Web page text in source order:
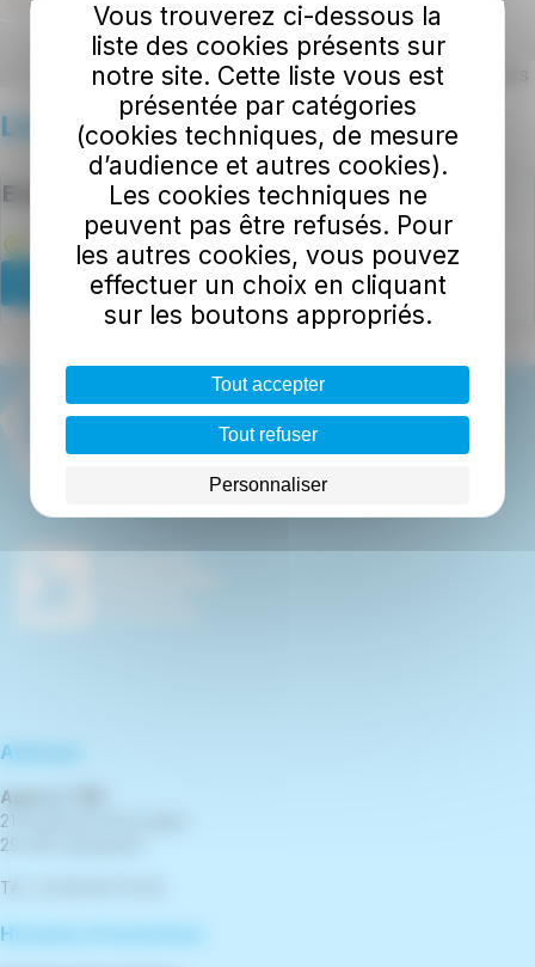
Leaflet | ©OpenStreetMapcontributors
Liste des lieux
Ecole primaire Bertrand Ollivier
1 Rue Auguste Brizeux, 29300Arzano
Plus d'informations
Adresse
Agence TBK
21 boulevard de la gare
29 300 Quimperlé
Tél : 02 98 96 76 00
Horaires d'ouverture
Vous trouverez ci-dessous la
liste des cookies présents sur
notre site. Cette liste vous est
présentée par catégories
(cookies techniques, de mesure
d’audience et autres cookies).
Les cookies techniques ne
peuvent pas être refusés. Pour
les autres cookies, vous pouvez
effectuer un choix en cliquant
sur les boutons appropriés.
Tout accepter
Tout refuser
Personnaliser